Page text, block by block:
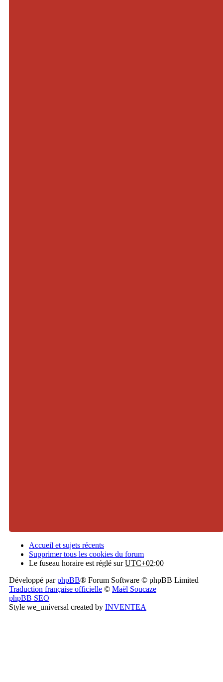
Accueil et sujets récents
Supprimer tous les cookies du forum
Le fuseau horaire est réglé surUTC+02:00
Développé parphpBB® Forum Software © phpBB Limited
Traduction française officielle © Maël Soucaze
phpBB SEO
Style we_universal created by INVENTEA